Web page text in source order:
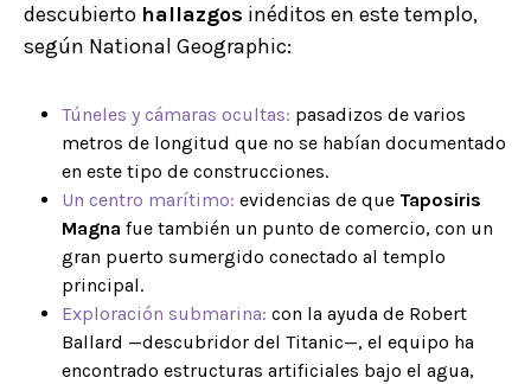
descubierto hallazgos inéditos en este templo,
según National Geographic:
Túneles y cámaras ocultas: pasadizos de varios
metros de longitud que no se habían documentado
en este tipo de construcciones.
Un centro marítimo: evidencias de que Taposiris
Magna fue también un punto de comercio, con un
gran puerto sumergido conectado al templo
principal.
Exploración submarina: con la ayuda de Robert
Ballard —descubridor del Titanic—, el equipo ha
encontrado estructuras artificiales bajo el agua,